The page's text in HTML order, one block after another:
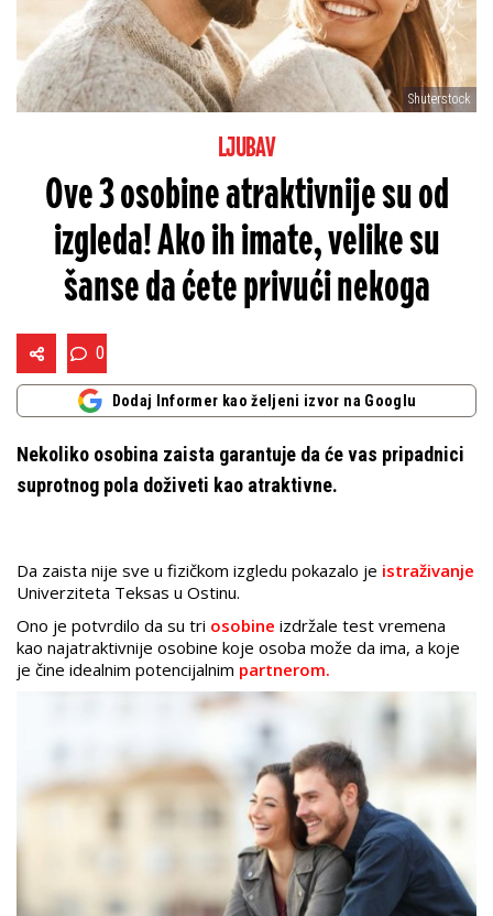
Shuterstock
LJUBAV
Ove 3 osobine atraktivnije su od
izgleda! Ako ih imate, velike su
šanse da ćete privući nekoga
0
Dodaj Informer kao željeni izvor na Googlu
Nekoliko osobina zaista garantuje da će vas pripadnici
suprotnog pola doživeti kao atraktivne.
Da zaista nije sve u fizičkom izgledu pokazalo je istraživanje
Univerziteta Teksas u Ostinu.
Ono je potvrdilo da su tri osobine izdržale test vremena
kao najatraktivnije osobine koje osoba može da ima, a koje
je čine idealnim potencijalnim partnerom.